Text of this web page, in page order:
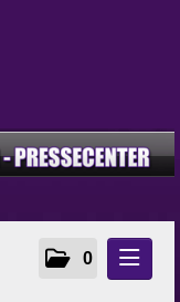
0